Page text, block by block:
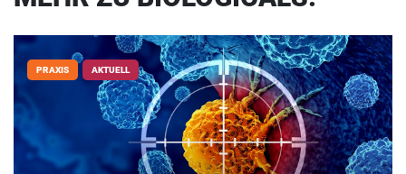
PRAXIS AKTUELL